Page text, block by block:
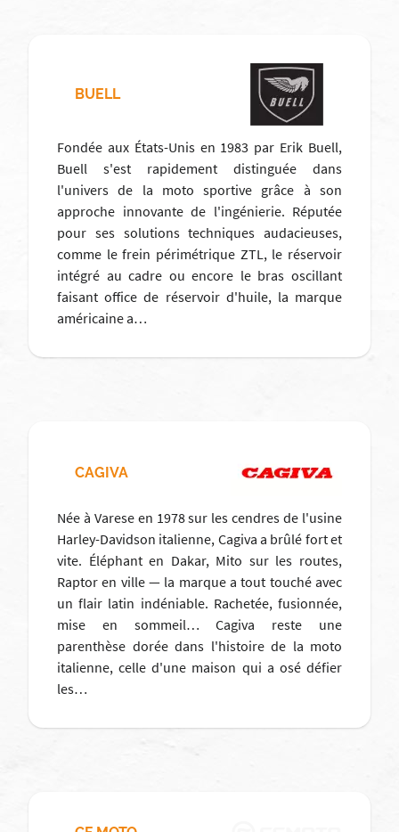
BUELL
Fondée aux États-Unis en 1983 par Erik Buell,
Buell s'est rapidement distinguée dans
l'univers de la moto sportive grâce à son
approche innovante de l'ingénierie. Réputée
pour ses solutions techniques audacieuses,
comme le frein périmétrique ZTL, le réservoir
intégré au cadre ou encore le bras oscillant
faisant office de réservoir d'huile, la marque
américaine a…
CAGIVA
Née à Varese en 1978 sur les cendres de l'usine
Harley-Davidson italienne, Cagiva a brûlé fort et
vite. Éléphant en Dakar, Mito sur les routes,
Raptor en ville — la marque a tout touché avec
un flair latin indéniable. Rachetée, fusionnée,
mise en sommeil… Cagiva reste une
parenthèse dorée dans l'histoire de la moto
italienne, celle d'une maison qui a osé défier
les…